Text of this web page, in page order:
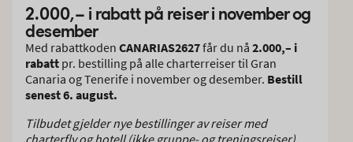
2.000,– i rabatt på reiser i november og
desember
Med rabattkoden CANARIAS2627får du nå 2.000,– i
rabatt pr. bestilling på alle charterreiser til Gran
Canaria og Tenerife i november og desember. Bestill
senest 6. august.
Tilbudet gjelder nye bestillinger av reiser med
charterfly og hotell (ikke gruppe- og treningsreiser)